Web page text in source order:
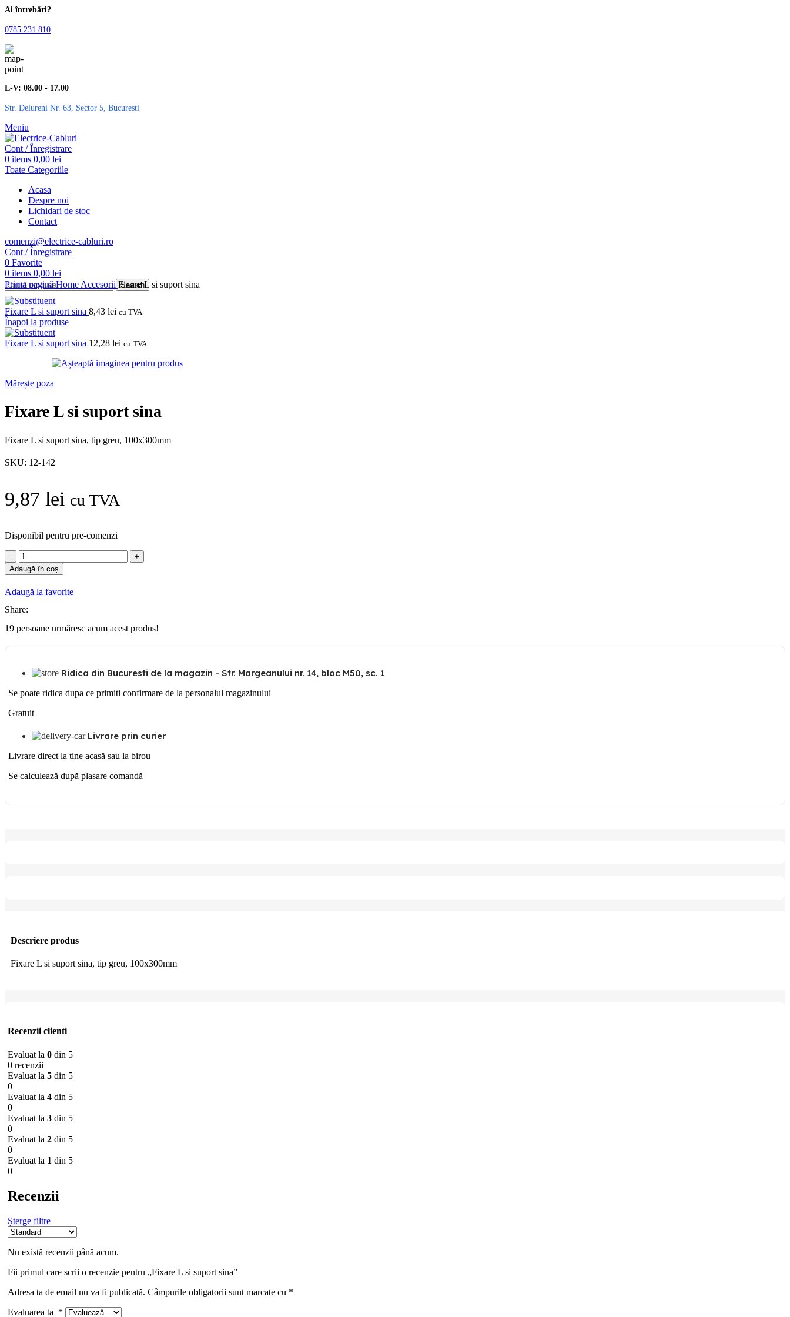
Ai întrebări?
0785.231.810
L-V: 08.00 - 17.00
Str. Delureni Nr. 63, Sector 5, Bucuresti
Meniu
Cont / Înregistrare
0 items 0,00 lei
Toate Categoriile
Acasa
Despre noi
Lichidari de stoc
Contact
comenzi@electrice-cabluri.ro
Cont / Înregistrare
0 Favorite
0 items 0,00 lei
Search
Prima paginăHome Accesorii Fixare L si suport sina
Fixare L si suport sina 8,43 lei cu TVA
Înapoi la produse
Fixare L si suport sina 12,28 lei cu TVA
Mărește poza
Fixare L si suport sina
Fixare L si suport sina, tip greu, 100x300mm
SKU: 12-142
9,87 lei cu TVA
Disponibil pentru pre-comenzi
Cantitate
Fixare
L
suport
sina
Adaugă în coș
Adaugă la favorite
Share:
19 persoane urmăresc acum acest produs!
Ridica din Bucuresti de la magazin - Str. Margeanului nr. 14, bloc M50, sc. 1
Se poate ridica dupa ce primiti confirmare de la personalul magazinului
Gratuit
Livrare prin curier
Livrare direct la tine acasă sau la birou
Se calculează după plasare comandă
Descriere produs
Fixare L si suport sina, tip greu, 100x300mm
Recenzii clienti
Evaluat la 0 din 5
0 recenzii
Evaluat la 5 din 5
0
Evaluat la 4 din 5
0
Evaluat la 3 din 5
0
Evaluat la 2 din 5
0
Evaluat la 1 din 5
0
Recenzii
Șterge filtre
Nu există recenzii până acum.
Fii primul care scrii o recenzie pentru „Fixare L si suport sina”
Adresa ta de email nu va fi publicată. Câmpurile obligatorii sunt marcate cu *
Evaluarea ta *